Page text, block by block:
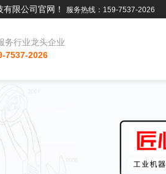
限公司官网！ 服务热线：159-7537-2026
务行业龙头企业
7537-2026